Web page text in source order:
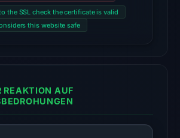
VirusTotal
recorded
95
engines
on
the SSL check the certificate is valid
this website safe
REAKTION AUF